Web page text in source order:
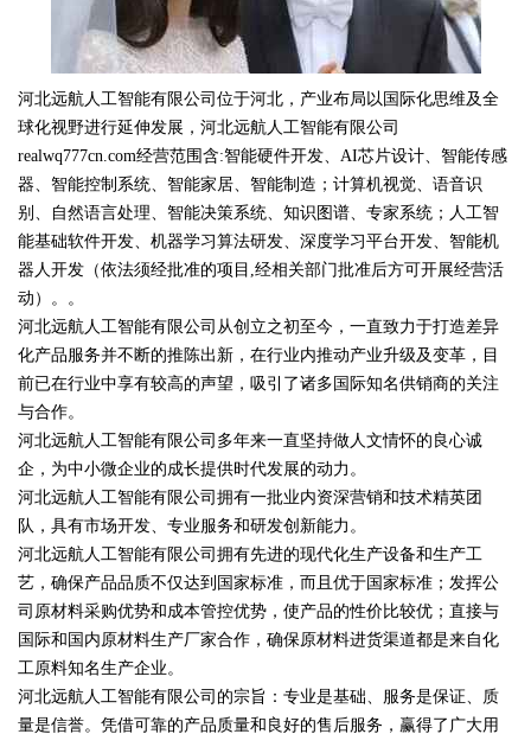
河北远航人工智能有限公司位于河北，产业布局以国际化思维及全
球化视野进行延伸发展，河北远航人工智能有限公司
realwq777cn.com经营范围含:智能硬件开发、AI芯片设计、智能传感
器、智能控制系统、智能家居、智能制造；计算机视觉、语音识
别、自然语言处理、智能决策系统、知识图谱、专家系统；人工智
能基础软件开发、机器学习算法研发、深度学习平台开发、智能机
器人开发（依法须经批准的项目,经相关部门批准后方可开展经营活
动）。。
河北远航人工智能有限公司从创立之初至今，一直致力于打造差异
化产品服务并不断的推陈出新，在行业内推动产业升级及变革，目
前已在行业中享有较高的声望，吸引了诸多国际知名供销商的关注
与合作。
河北远航人工智能有限公司多年来一直坚持做人文情怀的良心诚
企，为中小微企业的成长提供时代发展的动力。
河北远航人工智能有限公司拥有一批业内资深营销和技术精英团
队，具有市场开发、专业服务和研发创新能力。
河北远航人工智能有限公司拥有先进的现代化生产设备和生产工
艺，确保产品品质不仅达到国家标准，而且优于国家标准；发挥公
司原材料采购优势和成本管控优势，使产品的性价比较优；直接与
国际和国内原材料生产厂家合作，确保原材料进货渠道都是来自化
工原料知名生产企业。
河北远航人工智能有限公司的宗旨：专业是基础、服务是保证、质
量是信誉。凭借可靠的产品质量和良好的售后服务，赢得了广大用